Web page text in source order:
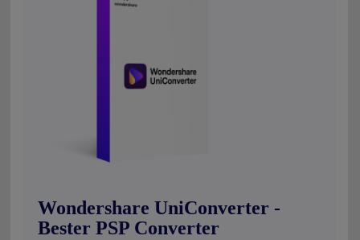
Wondershare UniConverter -
Bester PSP Converter